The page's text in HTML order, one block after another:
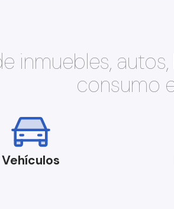
inmuebles,
consumo
Vehículos